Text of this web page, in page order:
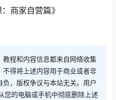
商家自营篇》
程和内容信息都来自网络收集
得将上述内容用于商业或者非
，版权争议与本站无关。用户
您的电脑或手机中彻底删除上述